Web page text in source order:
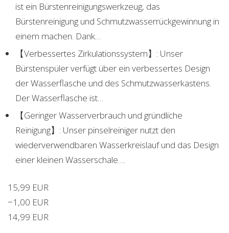
ist ein Bürstenreinigungswerkzeug, das
Bürstenreinigung und Schmutzwasserrückgewinnung in
einem machen. Dank…
【Verbessertes Zirkulationssystem】: Unser
Bürstenspüler verfügt über ein verbessertes Design
der Wasserflasche und des Schmutzwasserkastens.
Der Wasserflasche ist…
【Geringer Wasserverbrauch und gründliche
Reinigung】: Unser pinselreiniger nutzt den
wiederverwendbaren Wasserkreislauf und das Design
einer kleinen Wasserschale….
15,99 EUR
−1,00 EUR
14,99 EUR